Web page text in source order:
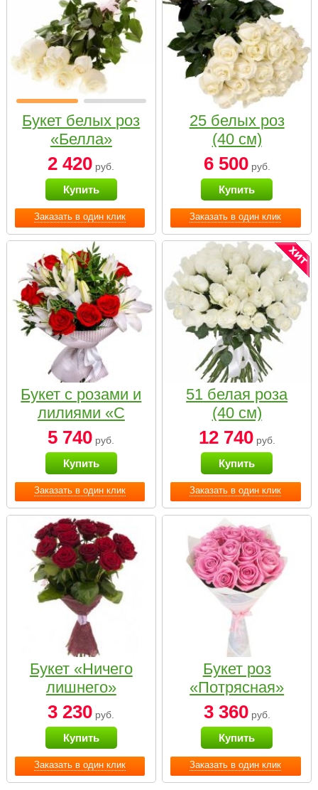
Заказать в один клик
Букет белых роз
«Белла»
2 420 руб.
Купить
Заказать в один клик
25 белых роз
(40 см)
6 500руб.
Купить
Заказать в один клик
Букет с розами и
лилиями «С
наилучшими
пожеланиями»
5 740 руб.
Купить
Заказать в один клик
51 белая роза
(40 см)
12 740руб.
Купить
Заказать в один клик
Букет «Ничего
лишнего»
3 230 руб.
Купить
Заказать в один клик
Букет роз
«Потрясная»
3 360руб.
Купить